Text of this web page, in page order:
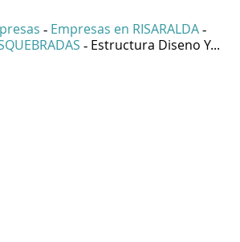
- Empresas en RISARALDA -
- Estructura Diseno Y...